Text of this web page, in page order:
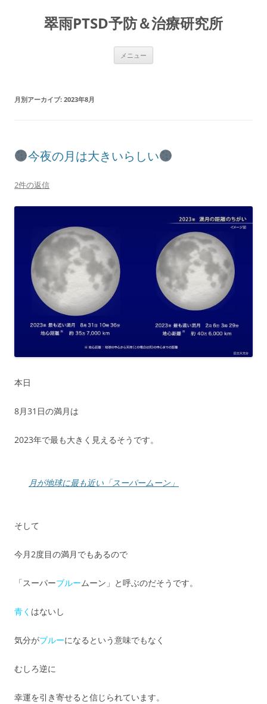
翠雨PTSD予防＆治療研究所
メニュー
月別アーカイブ: 2023年8月
今夜の月は大きいらしい
2件の返信
本日
8月31日の満月は
2023年で最も大きく見えるそうです。
月が地球に最も近い「スーパームーン」
そして
今月2度目の満月でもあるので
「スーパーブルームーン」と呼ぶのだそうです。
青く はないし
気分がブルーになるという意味でもなく
むしろ逆に
幸運を引き寄せると信じられています。